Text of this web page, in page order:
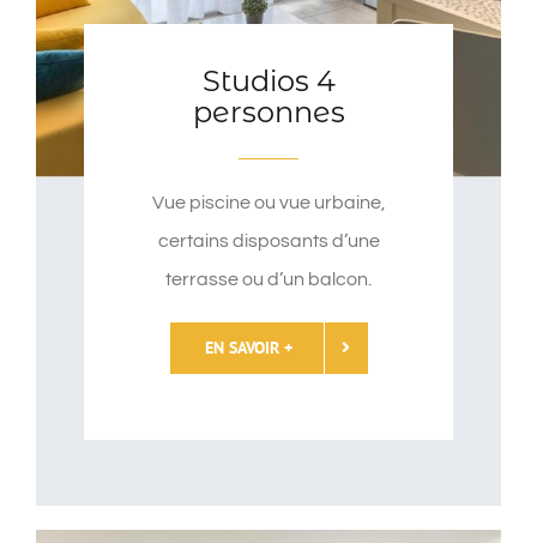
Studios 4
personnes
Vue piscine ou vue urbaine,
certains disposants d’une
terrasse ou d’un balcon.
EN SAVOIR +